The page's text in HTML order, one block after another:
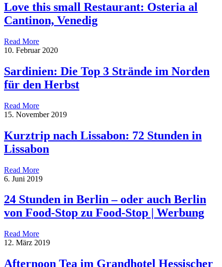
Love this small Restaurant: Osteria al
Cantinon, Venedig
Read More
10. Februar 2020
Sardinien: Die Top 3 Strände im Norden
für den Herbst
Read More
15. November 2019
Kurztrip nach Lissabon: 72 Stunden in
Lissabon
Read More
6. Juni 2019
24 Stunden in Berlin – oder auch Berlin
von Food-Stop zu Food-Stop | Werbung
Read More
12. März 2019
Afternoon Tea im Grandhotel Hessischer